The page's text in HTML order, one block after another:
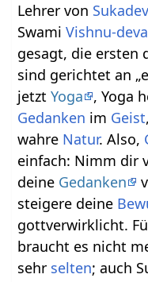
Lehrer von Sukadev
SwamiVishnu-
gesagt, die ersten
sind gerichtet an
jetztYoga , Yoga
Gedanken im Geist
wahre Natur. Also,
einfach: Nimm dir
deine Gedanken
steigere deine
gottverwirklicht.
braucht es nicht
sehr selten; auch